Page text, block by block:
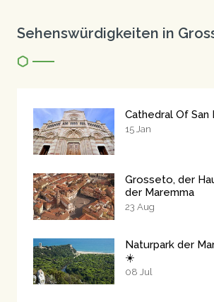
Sehenswürdigkeiten in
Cathedral Of San
15 Jan
Grosseto, der
der Maremma
23 Aug
Naturpark der
☀️
08 Jul